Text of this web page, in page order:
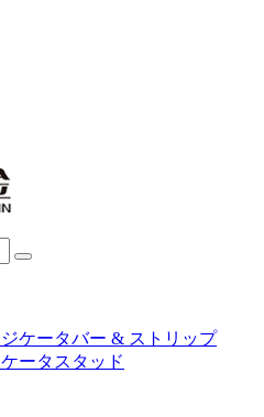
ケータバー & ストリップ
ータスタッド